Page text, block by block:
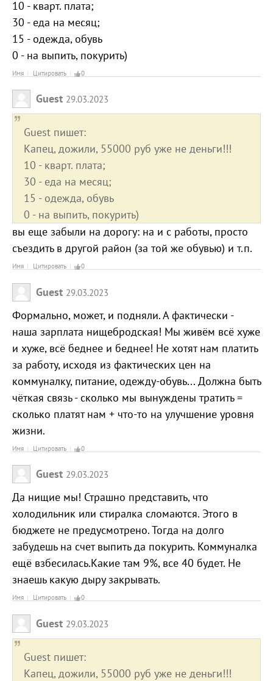
10 - кварт. плата;
30 - еда на месяц;
15 - одежда, обувь
0 - на выпить, покурить)
Имя Цитировать 0
Guest 29.03.2023
Guest пишет:
Капец, дожили, 55000 руб уже не деньги!!!
10 - кварт. плата;
30 - еда на месяц;
15 - одежда, обувь
0 - на выпить, покурить)
вы еще забыли на дорогу: на и с работы, просто
съездить в другой район (за той же обувью) и т.п.
Имя Цитировать 0
Guest 29.03.2023
Формально, может, и подняли. А фактически -
наша зарплата нищебродская! Мы живём всё хуже
и хуже, всё беднее и беднее! Не хотят нам платить
за работу, исходя из фактических цен на
коммуналку, питание, одежду-обувь... Должна быть
чёткая связь - сколько мы вынуждены тратить =
сколько платят нам + что-то на улучшение уровня
жизни.
Имя Цитировать 0
Guest 29.03.2023
Да нищие мы! Страшно представить, что
холодильник или стиралка сломаются. Этого в
бюджете не предусмотрено. Тогда на долго
забудешь на счет выпить да покурить. Коммуналка
ещё взбесилась.Какие там 9%, все 40 будет. Не
знаешь какую дыру закрывать.
Имя Цитировать 0
Guest 29.03.2023
Guest пишет:
Капец, дожили, 55000 руб уже не деньги!!!